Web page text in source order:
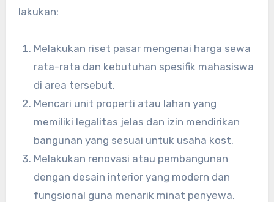
lakukan:
Melakukan riset pasar mengenai harga sewa
rata-rata dan kebutuhan spesifik mahasiswa
di area tersebut.
Mencari unit properti atau lahan yang
memiliki legalitas jelas dan izin mendirikan
bangunan yang sesuai untuk usaha kost.
Melakukan renovasi atau pembangunan
dengan desain interior yang modern dan
fungsional guna menarik minat penyewa.